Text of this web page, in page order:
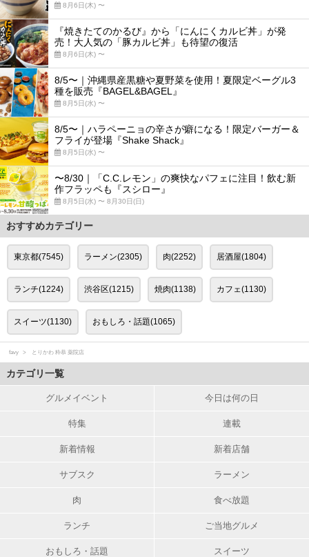
8月6日(木) 〜
『焼きたてのかるび』から「にんにくカルビ丼」が発
売！大人気の「豚カルビ丼」も待望の復活
8月6日(木) 〜
8/5〜｜沖縄県産黒糖や夏野菜を使用！夏限定ベーグル3
種を販売『BAGEL&BAGEL』
8月5日(水) 〜
8/5〜｜ハラペーニョの辛さが癖になる！限定バーガー＆
フライが登場『Shake Shack』
8月5日(水) 〜
〜8/30｜「C.C.レモン」の爽快なパフェに注目！飲む新
作フラッペも『スシロー』
8月5日(水) 〜 8月30日(日)
おすすめカテゴリー
東京都(7545) ラーメン(2305) 肉(2252) 居酒屋(1804)
ランチ(1224) 渋谷区(1215) 焼肉(1138) カフェ(1130)
スイーツ(1130) おもしろ・話題(1065)
favy とりかわ 粋恭 薬院店
カテゴリ一覧
グルメイベント 今日は何の日
特集 連載
新着情報 新着店舗
サブスク ラーメン
肉 食べ放題
ランチ ご当地グルメ
おもしろ・話題 スイーツ